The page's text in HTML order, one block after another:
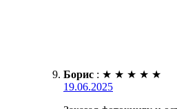
Борис : ★ ★ ★ ★ ★
19.06.2025